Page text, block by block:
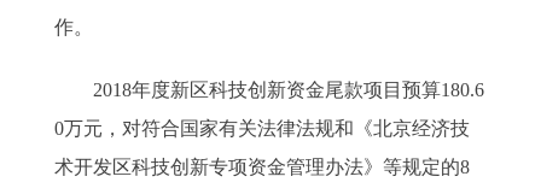
作。
2018年度新区科技创新资金尾款项目预算180.6
0万元，对符合国家有关法律法规和《北京经济技
术开发区科技创新专项资金管理办法》等规定的8